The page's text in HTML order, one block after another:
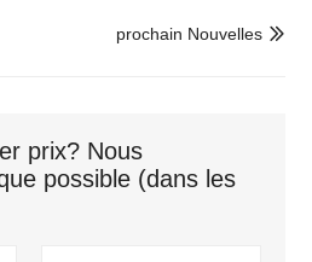

prochain Nouvelles
prix? Nous
possible (dans les